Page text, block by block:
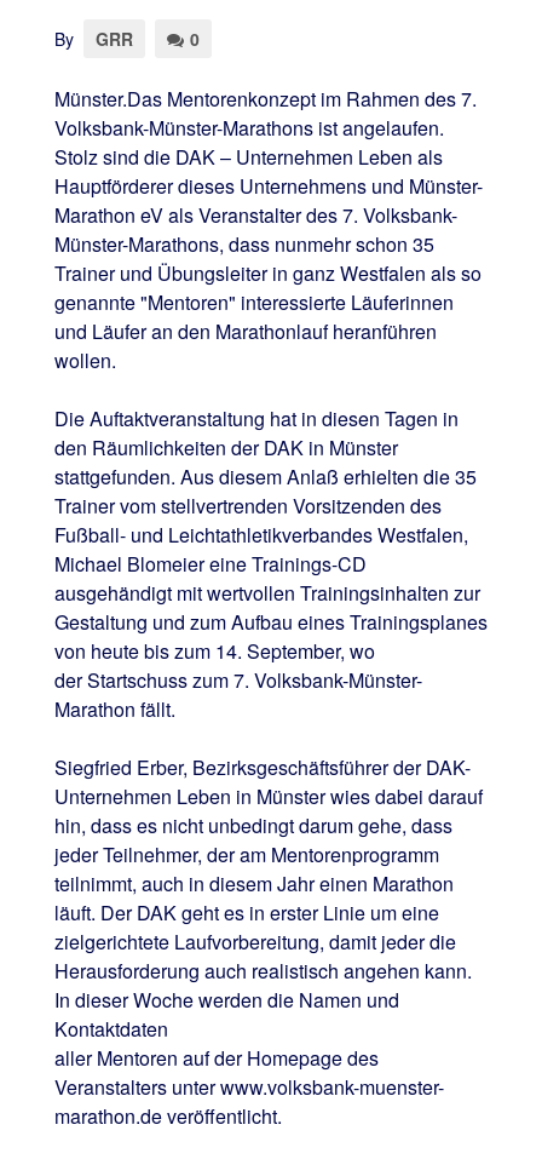
By GRR 0
Münster.Das Mentorenkonzept im Rahmen des 7.
Volksbank-Münster-Marathons ist angelaufen.
Stolz sind die DAK – Unternehmen Leben als
Hauptförderer dieses Unternehmens und Münster-
Marathon eV als Veranstalter des 7. Volksbank-
Münster-Marathons, dass nunmehr schon 35
Trainer und Übungsleiter in ganz Westfalen als so
genannte "Mentoren" interessierte Läuferinnen
und Läufer an den Marathonlauf heranführen
wollen.
Die Auftaktveranstaltung hat in diesen Tagen in
den Räumlichkeiten der DAK in Münster
stattgefunden. Aus diesem Anlaß erhielten die 35
Trainer vom stellvertrenden Vorsitzenden des
Fußball- und Leichtathletikverbandes Westfalen,
Michael Blomeier eine Trainings-CD
ausgehändigt mit wertvollen Trainingsinhalten zur
Gestaltung und zum Aufbau eines Trainingsplanes
von heute bis zum 14. September, wo
der Startschuss zum 7. Volksbank-Münster-
Marathon fällt.
Siegfried Erber, Bezirksgeschäftsführer der DAK-
Unternehmen Leben in Münster wies dabei darauf
hin, dass es nicht unbedingt darum gehe, dass
jeder Teilnehmer, der am Mentorenprogramm
teilnimmt, auch in diesem Jahr einen Marathon
läuft. Der DAK geht es in erster Linie um eine
zielgerichtete Laufvorbereitung, damit jeder die
Herausforderung auch realistisch angehen kann.
In dieser Woche werden die Namen und
Kontaktdaten
aller Mentoren auf der Homepage des
Veranstalters unter www.volksbank-muenster-
marathon.de veröffentlicht.